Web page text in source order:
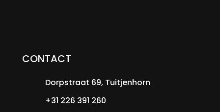
CONTACT
Dorpstraat 69, Tuitjenhorn
+31 226 391 260